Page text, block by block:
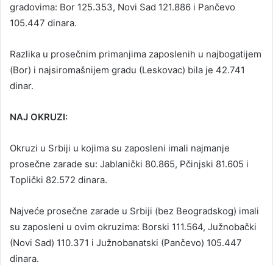
gradovima: Bor 125.353, Novi Sad 121.886 i Pančevo
105.447 dinara.
Razlika u prosečnim primanjima zaposlenih u najbogatijem
(Bor) i najsiromašnijem gradu (Leskovac) bila je 42.741
dinar.
NAJ OKRUZI:
Okruzi u Srbiji u kojima su zaposleni imali najmanje
prosečne zarade su: Jablanički 80.865, Pčinjski 81.605 i
Toplički 82.572 dinara.
Najveće prosečne zarade u Srbiji (bez Beogradskog) imali
su zaposleni u ovim okruzima: Borski 111.564, Južnobački
(Novi Sad) 110.371 i Južnobanatski (Pančevo) 105.447
dinara.